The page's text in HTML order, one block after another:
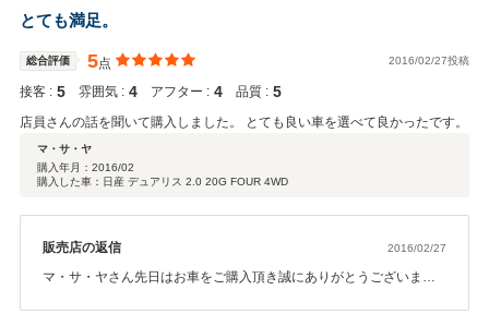
車の乗り心地はいかがでしょうか？これからどうぞよろしくお願い
致します(*^_^*)
とても満足。
総合評価 5点 2016/02/27投稿
接客 : 5 雰囲気 : 4 アフター : 4 品質 : 5
店員さんの話を聞いて購入しました。 とても良い車を選べて良かったです。
マ・サ・ヤ
購入年月： 2016/02
購入した車：日産 デュアリス 2.0 20G FOUR 4WD
販売店の返信 2016/02/27
マ・サ・ヤさん先日はお車をご購入頂き誠にありがとうございまし